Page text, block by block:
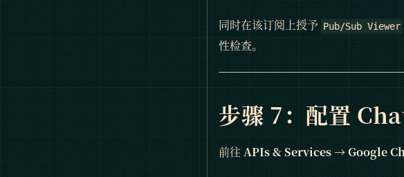
同时在该订阅上授予 Pub/Sub Viewer
性检查。
步骤 7：配置
前往 APIs & Services → Google